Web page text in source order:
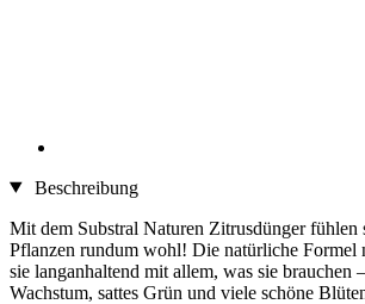
Beschreibung
Mit dem Substral Naturen Zitrusdünger fühlen
Pflanzen rundum wohl! Die natürliche Formel
sie langanhaltend mit allem, was sie brauchen
Wachstum, sattes Grün und viele schöne